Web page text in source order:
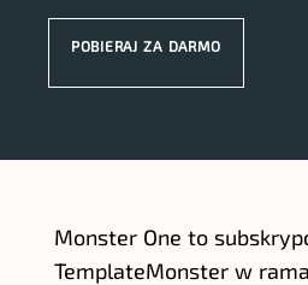
POBIERAJ ZA DARMO
Monster One to
TemplateMonster w